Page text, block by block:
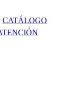
CATÁLOGO